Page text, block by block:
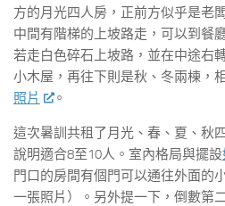
方的月光四人房，正前方似乎是老
中間有階梯的上坡路走，可以到餐
若走白色碎石上坡路，並在中途右
小木屋，再往下則是秋、冬兩棟，
照片
。
這次暑訓共租了月光、春、夏、秋
說明適合8至10人。室內格局與擺設
門口的房間有個門可以通往外面的
一張照片）。另外提一下，倒數第